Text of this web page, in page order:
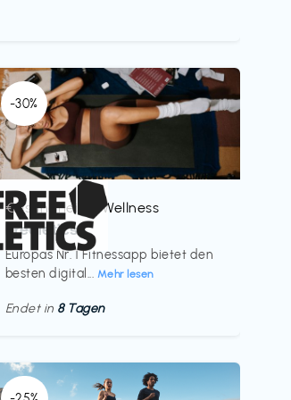
-30%
Gesundheit & Wellness
Freeletics
Europas Nr. 1 Fitnessapp bietet den
besten digital... Mehr lesen
€‎
Endet in 8 Tagen